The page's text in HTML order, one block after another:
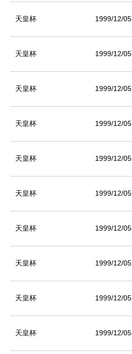
天皇杯 1999/12/05
天皇杯 1999/12/05
天皇杯 1999/12/05
天皇杯 1999/12/05
天皇杯 1999/12/05
天皇杯 1999/12/05
天皇杯 1999/12/05
天皇杯 1999/12/05
天皇杯 1999/12/05
天皇杯 1999/12/05